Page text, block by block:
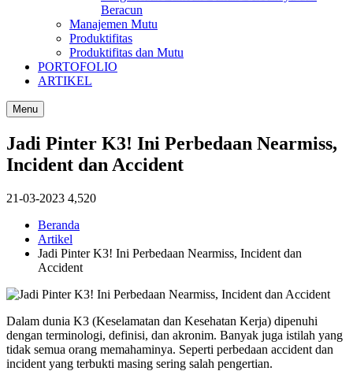
Beracun
Manajemen Mutu
Produktifitas
Produktifitas dan Mutu
PORTOFOLIO
ARTIKEL
Menu
Jadi Pinter K3! Ini Perbedaan Nearmiss,
Incident dan Accident
21-03-2023 4,520
Beranda
Artikel
Jadi Pinter K3! Ini Perbedaan Nearmiss, Incident dan
Accident
Dalam dunia K3 (Keselamatan dan Kesehatan Kerja) dipenuhi
dengan terminologi, definisi, dan akronim. Banyak juga istilah yang
tidak semua orang memahaminya. Seperti perbedaan accident dan
incident yang terbukti masing sering salah pengertian.